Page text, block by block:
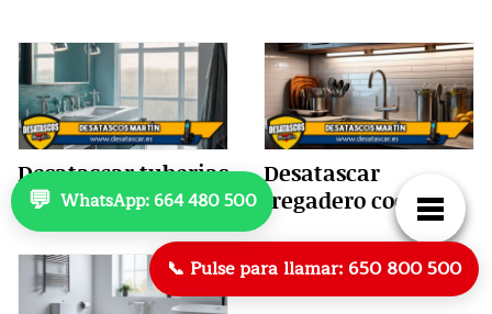
📞 Pulse para llamar: 650 800 500
💬 WhatsApp: 664 480 500
Desatascar tuberias
Madrid
Desatascar
fregadero cocina